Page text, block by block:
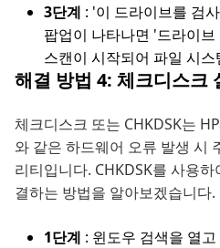
3단계 : '이 드라이브를 검
팝업이 나타나면 '드라이
스캔이 시작되어 파일 시
해결 방법 4: 체크디스크
체크디스크 또는 CHKDSK는
와 같은 하드웨어 오류 발생 시
리티입니다. CHKDSK를 사용
결하는 방법을 알아보겠습니다.
1단계 : 윈도우 검색을 열